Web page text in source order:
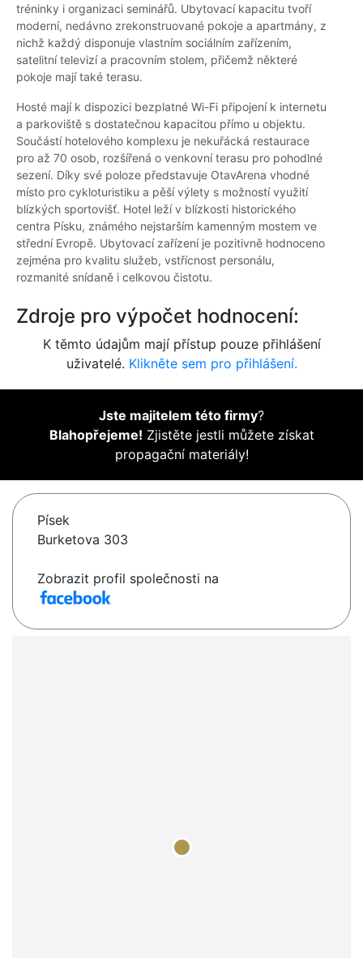
tréninky i organizaci seminářů. Ubytovací kapacitu tvoří
moderní, nedávno zrekonstruované pokoje a apartmány, z
nichž každý disponuje vlastním sociálním zařízením,
satelitní televizí a pracovním stolem, přičemž některé
pokoje mají také terasu.
Hosté mají k dispozici bezplatné Wi-Fi připojení k internetu
a parkoviště s dostatečnou kapacitou přímo u objektu.
Součástí hotelového komplexu je nekuřácká restaurace
pro až 70 osob, rozšířená o venkovní terasu pro pohodlné
sezení. Díky své poloze představuje OtavArena vhodné
místo pro cykloturistiku a pěší výlety s možností využití
blízkých sportovišť. Hotel leží v blízkosti historického
centra Písku, známého nejstarším kamenným mostem ve
střední Evropě. Ubytovací zařízení je pozitivně hodnoceno
zejména pro kvalitu služeb, vstřícnost personálu,
rozmanité snídaně i celkovou čistotu.
Zdroje pro výpočet hodnocení:
K těmto údajům mají přístup pouze přihlášení
uživatelé. Klikněte sem pro přihlášení.
Jste majitelem této firmy?
Blahopřejeme! Zjistěte jestli můžete získat
propagační materiály!
Písek
Burketova 303
Zobrazit profil společnosti na